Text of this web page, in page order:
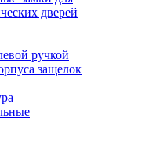
дверей
ручкой
защелок